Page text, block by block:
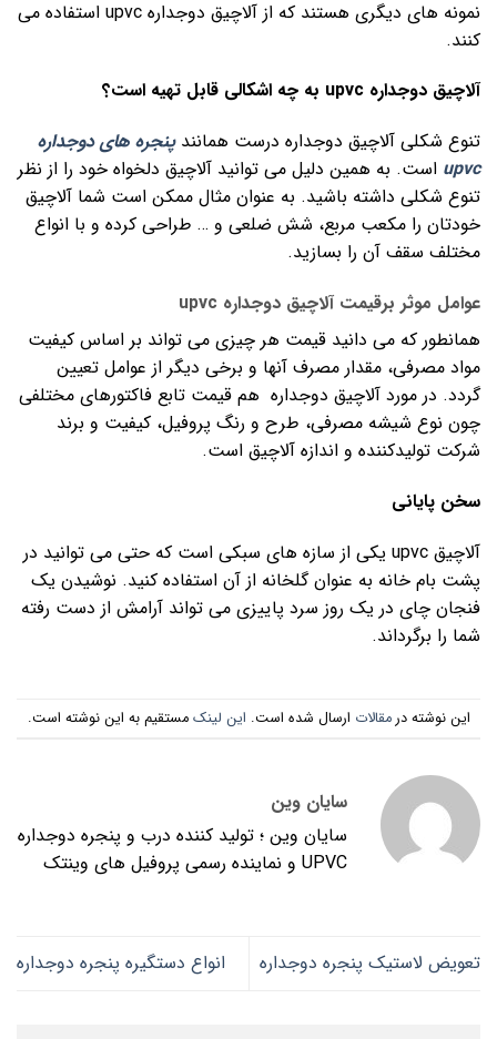
نمونه های دیگری هستند که از آلاچیق دوجداره upvc استفاده می
کنند.
آلاچیق دوجداره upvc به چه اشکالی قابل تهیه است؟
تنوع شکلی آلاچیق دوجداره درست همانندپنجره های دوجداره
upvc است. به همین دلیل می توانید آلاچیق دلخواه خود را از نظر
تنوع شکلی داشته باشید. به عنوان مثال ممکن است شما آلاچیق
خودتان را مکعب مربع، شش ضلعی و … طراحی کرده و با انواع
مختلف سقف آن را بسازید.
عوامل موثر برقیمت آلاچیق دوجداره upvc
همانطور که می دانید قیمت هر چیزی می تواند بر اساس کیفیت
مواد مصرفی، مقدار مصرف آنها و برخی دیگر از عوامل تعیین
گردد. در مورد آلاچیق دوجداره هم قیمت تابع فاکتورهای مختلفی
چون نوع شیشه مصرفی، طرح و رنگ پروفیل، کیفیت و برند
شرکت تولیدکننده و اندازه آلاچیق است.
سخن پایانی
آلاچیق upvc یکی از سازه های سبکی است که حتی می توانید در
پشت بام خانه به عنوان گلخانه از آن استفاده کنید. نوشیدن یک
فنجان چای در یک روز سرد پاییزی می تواند آرامش از دست رفته
شما را برگرداند.
این نوشته درمقالات ارسال شده است. این لینک مستقیم به این نوشته است.
سایان وین
سایان وین ؛ تولید کننده درب و پنجره دوجداره
UPVC و نماینده رسمی پروفیل های وینتک
تعویض لاستیک پنجره دوجداره انواع دستگیره پنجره دوجداره